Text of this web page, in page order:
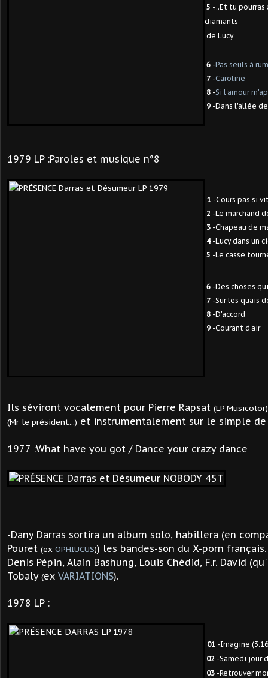
5 -...Et tu
diamants
de Lucy
6 -Pas seuls à
7 -Caroline
8 -Si l'amour
9 -Dans l'allée
1979 LP :Paroles et musique n°8
1 -Cours pas si
2 -Le marchand
3 -Chapeau de
4-Lucy dans un
5 -Le casse
6 -Des choses
7 -Sur les quais
8 -D'accord
9 -Courant d'air
Ils séviront vocalement pour Pierre Rapsat (LP
(Mr le président...) et instrumentalement sur le simple de
1977 :What have you got / Dance your crazy dance
-Dany Darras sortira un album solo, habillera (en
Pouret (ex OPHIUCUS)) les bandes-son du X-porn
Denis Pépin, Alain Bashung, Louis Chédid, F.r. David
Tobaly (ex VARIATIONS).
1978 LP :
01 -Imagine
02 -Samedi jour
03 -Retrouver